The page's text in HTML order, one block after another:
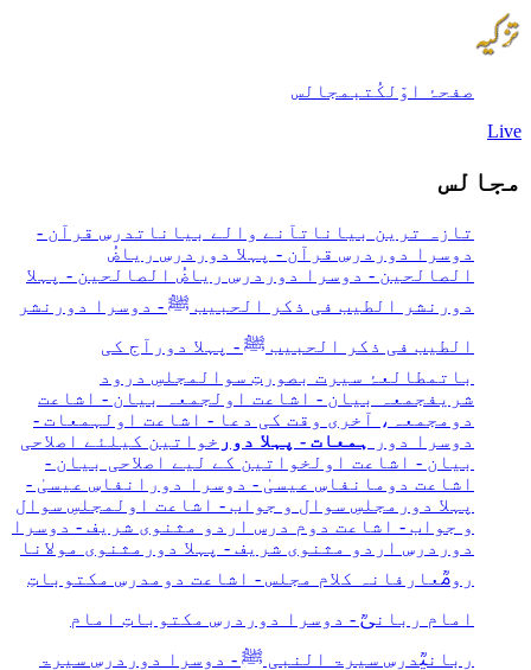
صفحۂ اوّل کُتب مجالس
Live
مجالس
تازہ ترین بیانات آنے والے بیانات درسِ قرآن -
دوسرا دور درسِ قرآن - پہلا دور درسِ ریاضُ
الصالحین - دوسرا دور درسِ ریاضُ الصالحین - پہلا
دور نشر الطیب فی ذکر الحبیب ﷺ - دوسرا دور نشر
الطیب فی ذکر الحبیب ﷺ - پہلا دور آج کی
بات مطالعۂ سیرت بصورتِ سوال مجلسِ درود
شریف جمعہ بیان - اشاعت اول جمعہ بیان - اشاعت
دوم جمعہ، آخری وقت کی دعا - اشاعت اول ہمعات -
دوسرا دور
ہمعات - پہلا دور خواتین کیلئے اصلاحی
بیان - اشاعت اول خواتین کے لیے اصلاحی بیان -
اشاعت دوم انفاسِ عیسیٰ - دوسرا دور انفاسِ عیسیٰ -
پہلا دور مجلسِ سوال و جواب - اشاعت اول مجلسِ سوال
و جواب - اشاعت دوم درس اردو مثنوی شریف - دوسرا
دور درسِ اردو مثنوی شریف - پہلا دور مثنوی مولانا
رومؒ عارفانہ کلام مجلس - اشاعت دوم درسِ مکتوباتِ
امام ربانیؒ - دوسرا دور درسِ مکتوباتِ امام
ربانیؒدرسِ سیرۃ النبی ﷺ - دوسرا دور درسِ سیرۃ